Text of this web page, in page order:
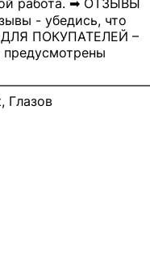
работа. ➡ ОТЗЫВЫ
- убедись, что
ПОКУПАТЕЛЕЙ –
Глазов